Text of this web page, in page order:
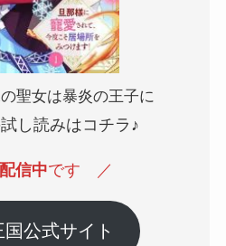
の聖女は暴炎の王子に
し読みはコチラ♪
信中です ／
国公式サイト